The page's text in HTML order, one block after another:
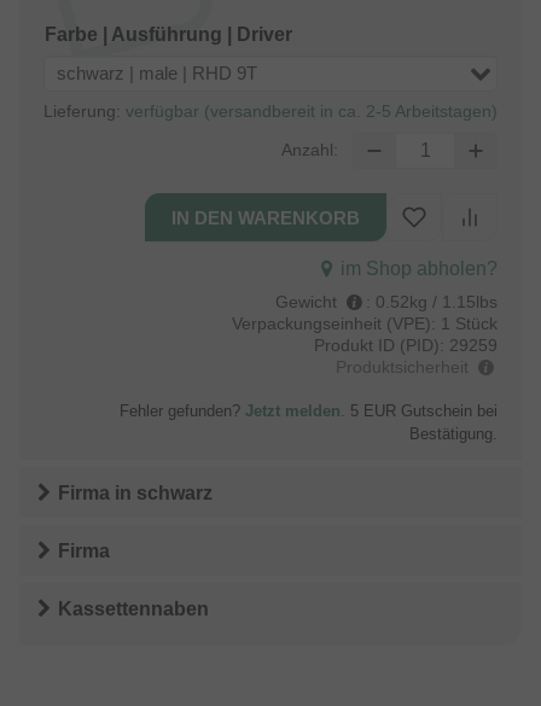
Farbe | Ausführung | Driver
schwarz | male | RHD 9T
Lieferung: verfügbar (versandbereit in ca. 2-5 Arbeitstagen)
Anzahl:
im Shop abholen?
Gewicht : 0.52kg / 1.15lbs
Verpackungseinheit (VPE): 1 Stück
Produkt ID (PID): 29259
Produktsicherheit
Fehler gefunden? Jetzt melden . 5 EUR Gutschein bei
Bestätigung.
Firma in schwarz
Firma
Kassettennaben